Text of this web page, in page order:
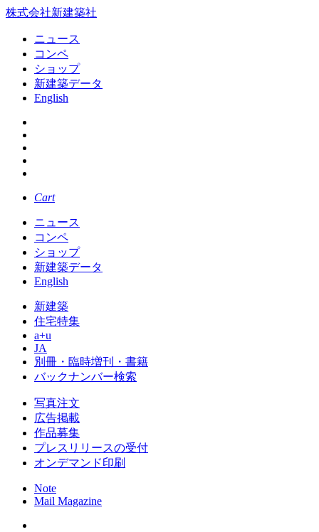
株式会社新建築社
ニュース
コンペ
ショップ
新建築データ
English
Cart
ニュース
コンペ
ショップ
新建築データ
English
新建築
住宅特集
a+u
JA
別冊・臨時増刊・書籍
バックナンバー検索
写真注文
広告掲載
作品募集
プレスリリースの受付
オンデマンド印刷
Note
Mail Magazine